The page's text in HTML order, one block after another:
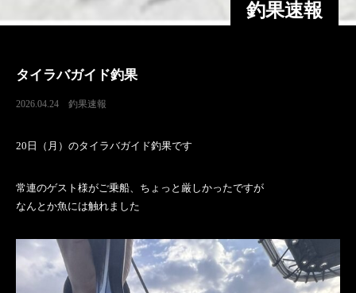
釣果速報
タイラバガイド釣果
2026.04.24 釣果速報
20日（月）のタイラバガイド釣果です
常連のゲスト様がご乗船、ちょっと厳しかったですが
なんとか魚には触れました